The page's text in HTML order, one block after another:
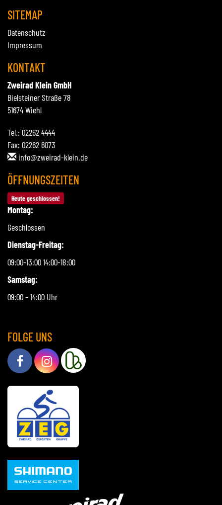
SITEMAP
Datenschutz
Impressum
KONTAKT
Zweirad Klein GmbH
Bielsteiner Straße 78
51674 Wiehl
Tel.: 02262 4444
Fax: 02262 6073
info@zweirad-klein.de
ÖFFNUNGSZEITEN
Heute geschlossen!
Montag:
Geschlossen
Dienstag-Freitag:
09:00-13:00 14:00-18:00
Samstag:
09:00 - 14:00 Uhr
FOLGE UNS